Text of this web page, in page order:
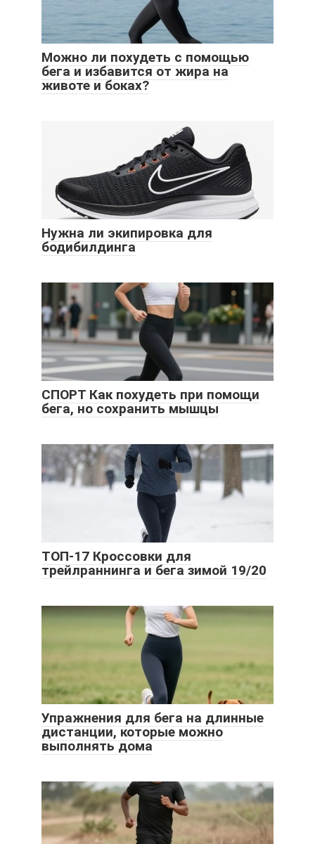
Можно ли похудеть с помощью
бега и избавится от жира на
животе и боках?
Нужна ли экипировка для
бодибилдинга
СПОРТ Как похудеть при помощи
бега, но сохранить мышцы
ТОП-17 Кроссовки для
трейлраннинга и бега зимой 19/20
Упражнения для бега на длинные
дистанции, которые можно
выполнять дома